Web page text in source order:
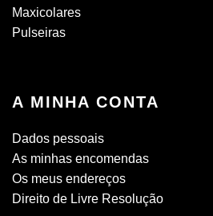
Maxicolares
Pulseiras
A MINHA CONTA
Dados pessoais
As minhas encomendas
Os meus endereços
Direito de Livre Resolução